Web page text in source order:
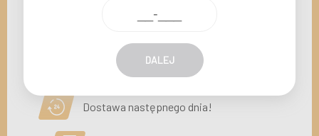
Dostawa następnego dnia!
DALEJ